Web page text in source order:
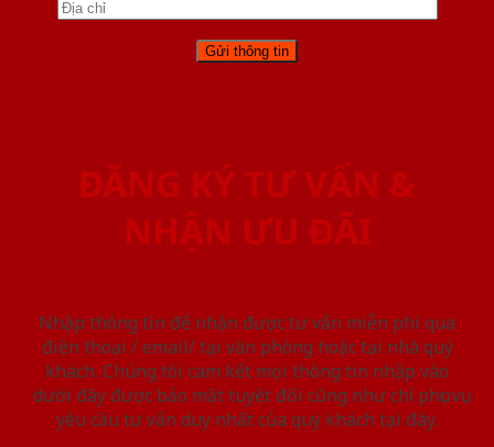
ĐĂNG KÝ TƯ VẤN &
NHẬN ƯU ĐÃI
Nhập thông tin để nhận được tư vấn miễn phí qua
điện thoại / email/ tại văn phòng hoặc tại nhà quý
khách. Chúng tôi cam kết mọi thông tin nhập vào
dưới đây được bảo mật tuyệt đối cũng như chỉ phục vụ
yêu cầu tư vấn duy nhất của quý khách tại đây.